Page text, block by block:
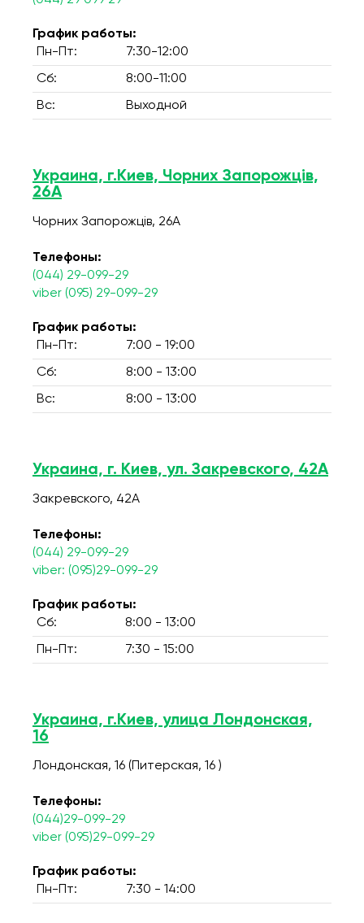
График работы:
Пн-Пт:
7:30-12:00
Сб: 8:00-11:00
Вс: Выходной
Украина, г.Киев, Чорних Запорожців,
26А
Чорних Запорожців, 26А
Телефоны:
(044) 29-099-29
viber (095) 29-099-29
График работы:
Пн-Пт:
7:00 - 19:00
Сб: 8:00 - 13:00
Вс: 8:00 - 13:00
Украина, г. Киев, ул. Закревского, 42А
Закревского, 42А
Телефоны:
(044) 29-099-29
viber: (095)29-099-29
График работы:
Сб:
8:00 - 13:00
Пн-Пт: 7:30 - 15:00
Украина, г.Киев, улица Лондонская,
16
Лондонская, 16 (Питерская, 16 )
Телефоны:
(044)29-099-29
viber (095)29-099-29
График работы:
Пн-Пт:
7:30 - 14:00